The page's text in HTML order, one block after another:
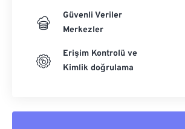
Güvenli Veriler
Merkezler
Erişim Kontrolü ve
Kimlik doğrulama